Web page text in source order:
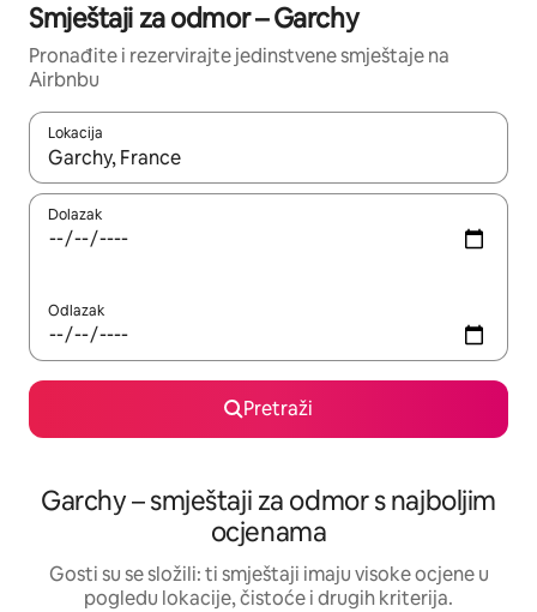
Smještaji za odmor – Garchy
Pronađite i rezervirajte jedinstvene smještaje na
Airbnbu
Lokacija
Kada budu dostupni rezultati, moći ćete ih pregledati
Dolazak
Odlazak
Pretraži
Garchy – smještaji za odmor s najboljim
ocjenama
Gosti su se složili: ti smještaji imaju visoke ocjene u
pogledu lokacije, čistoće i drugih kriterija.